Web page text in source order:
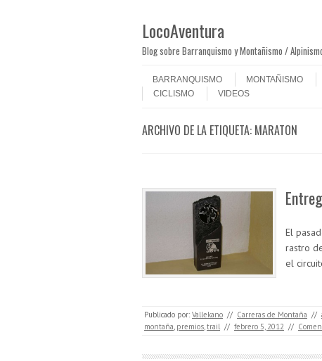
LocoAventura
Blog sobre Barranquismo y Montañismo /
Menú
BARRANQUISMO
MONTAÑISMO
CICLISMO
VIDEOS
ARCHIVO DE LA ETIQUETA: MARATON
El
rastro
el
Publicado por: Vallekano // Carreras de Montaña //
montaña, premios,trail // febrero 5, 2012 //